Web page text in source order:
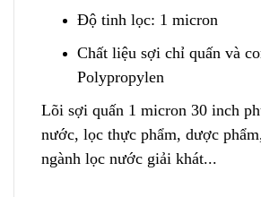
Độ tinh lọc: 1 micron
Chất liệu sợi chỉ quấn và
Polypropylen
Lõi sợi quấn 1 micron 30 inch
nước, lọc thực phẩm, dược
ngành lọc nước giải khát...